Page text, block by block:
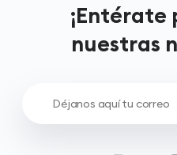
¡Entérate
nuestras